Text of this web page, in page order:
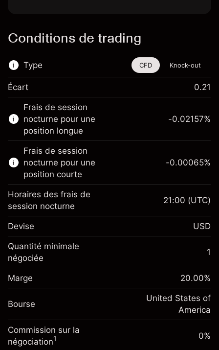
Conditions de trading
Type
Cet instrument financier est disponible pour
le trading via les CFD et les Knock-outs.
En savoir plus sur :
CFD
Knock-outs
CFD Knock-out
Écart 0.21
Frais de session
nocturne pour une
position longue
Marge. Votre
investissement
$1,000.00
Ajustement des fonds de
overnight
(-$1.08)
Taille de la position avec effet de levier
~$5,000.00
$4,000.00
-0.02157%
Frais de session
nocturne pour une
position courte
Marge. Votre
investissement
Ajustement des fonds
Frais sur la valeur totale de la
position
-0.000654
%
(-$0.03)
Taille de la position avec effet de levier
~$5,000.00
-0.00065%
Horaires des frais de
session nocturne
21:00 (UTC)
Devise USD
Quantité minimale
négociée
1
Marge 20.00%
Bourse
United States of
America
Commission sur la
négociation1 0%